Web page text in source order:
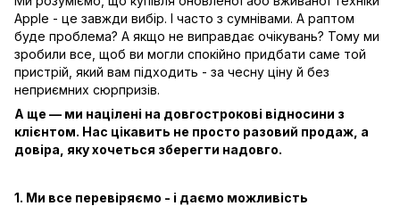
Apple - це завжди вибір. І часто з сумнівами. А раптом
буде проблема? А якщо не виправдає очікувань? Тому ми
зробили все, щоб ви могли спокійно придбати саме той
пристрій, який вам підходить - за чесну ціну й без
неприємних сюрпризів.
А ще — ми націлені на довгострокові відносини з
клієнтом. Нас цікавить не просто разовий продаж, а
довіра, яку хочеться зберегти надовго.
1. Ми все перевіряємо - і даємо можливість